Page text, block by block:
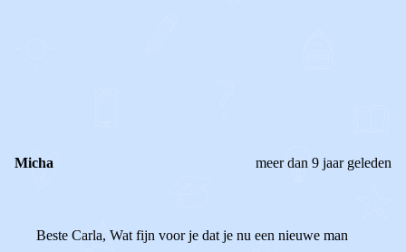
Micha meer dan 9 jaar geleden
Beste Carla, Wat fijn voor je dat je nu een nieuwe man